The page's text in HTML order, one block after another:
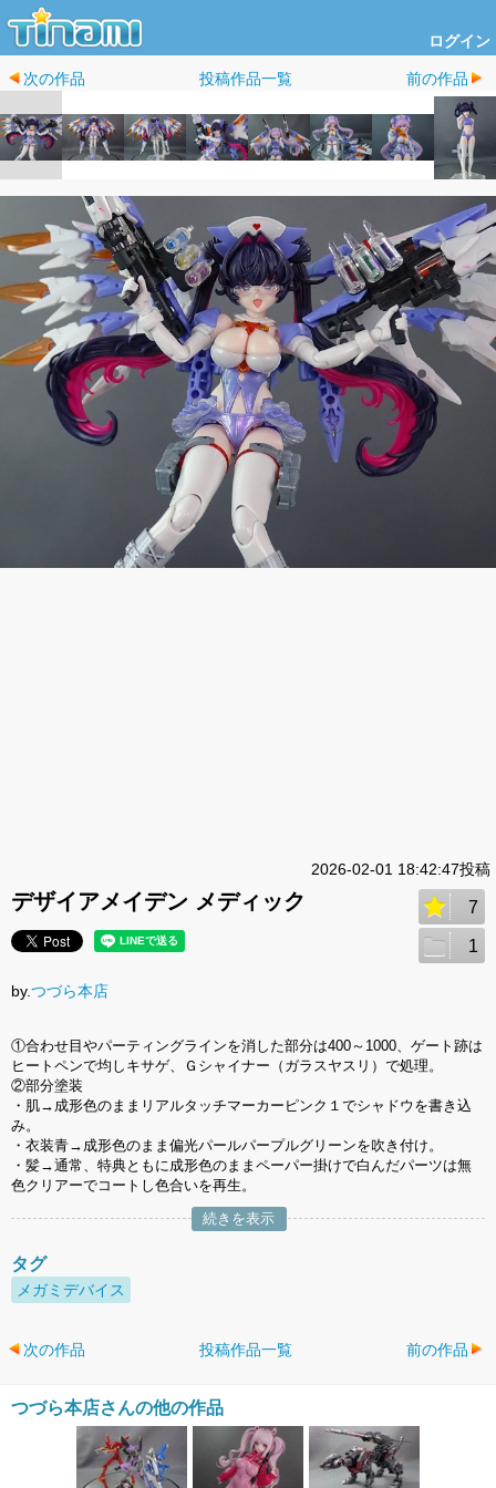
ログイン
次の作品 投稿作品一覧 前の作品
2026-02-01 18:42:47投稿
デザイアメイデン メディック 7
1
by.つづら本店
①合わせ目やパーティングラインを消した部分は400～1000、ゲート跡は
ヒートペンで均しキサゲ、Ｇシャイナー（ガラスヤスリ）で処理。
②部分塗装
・肌→成形色のままリアルタッチマーカーピンク１でシャドウを書き込
み。
・衣装青→成形色のまま偏光パールパープルグリーンを吹き付け。
・髪→通常、特典ともに成形色のままペーパー掛けで白んだパーツは無
色クリアーでコートし色合いを再生。
続きを表示
タグ
メガミデバイス
次の作品 投稿作品一覧 前の作品
つづら本店さんの他の作品